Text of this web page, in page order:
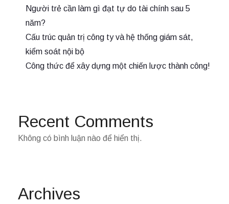
Người trẻ cần làm gì đạt tự do tài chính sau 5
năm?
Cấu trúc quản trị công ty và hệ thống giám sát,
kiểm soát nội bộ
Công thức để xây dựng một chiến lược thành công!
Recent Comments
Không có bình luận nào để hiển thị.
Archives